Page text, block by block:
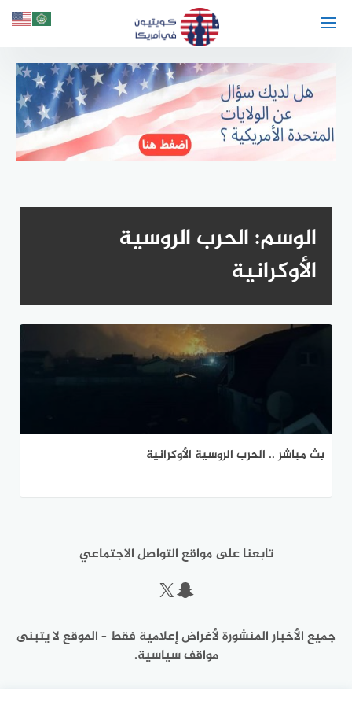
الوسم:الحرب الروسية
الأوكرانية
بث مباشر .. الحرب الروسية الأوكرانية
تابعنا على مواقع التواصل الاجتماعي
سناب شات
إكس
جميع الأخبار المنشورة لأغراض إعلامية فقط – الموقع لا يتبنى
مواقف سياسية.